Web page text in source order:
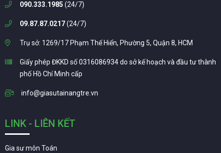
090.333.1985 (24/7)
09.87.87.0217(24/7)
Trụ sở: 1269/17 Phạm Thế Hiển, Phường 5, Quận 8, HCM
Giấy phép ĐKKD số 0316086934 do sở kế hoạch và đầu tư thành
phố Hồ Chí Minh cấp
info@giasutainangtre.vn
LINK - LIÊN KẾT
Gia sư môn Toán